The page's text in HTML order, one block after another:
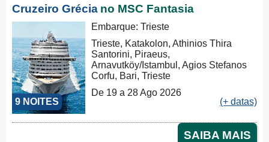
Cruzeiro Grécia no MSC Fantasia
9 NOITES
Embarque: Trieste
Trieste, Katakolon, Athinios Thira
Santorini, Piraeus,
Arnavutköy/Istambul, Agios Stefanos
Corfu, Bari, Trieste
De 19 a 28 Ago 2026
(+ datas)
SAIBA MAIS